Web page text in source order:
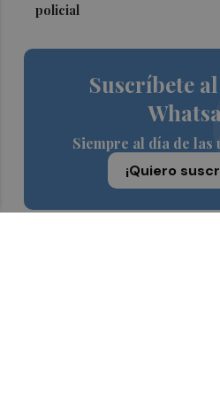
policial
Suscríbete
Siempre al día de las
¡Quiero